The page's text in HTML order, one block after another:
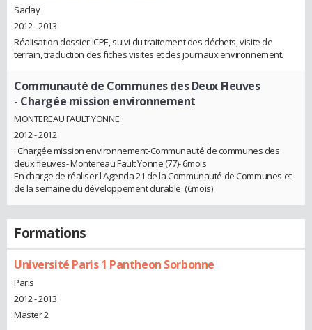
Saclay
2012 - 2013
Réalisation dossier ICPE, suivi du traitement des déchets, visite de
terrain, traduction des fiches visites et des journaux environnement.
Communauté de Communes des Deux Fleuves
- Chargée mission environnement
MONTEREAU FAULT YONNE
2012 - 2012
: Chargée mission environnement-Communauté de communes des
deux fleuves- Montereau Fault Yonne (77)- 6mois
En charge de réaliser l'Agenda 21 de la Communauté de Communes et
de la semaine du développement durable. (6mois)
Formations
Université Paris 1 Pantheon Sorbonne
Paris
2012 - 2013
Master 2